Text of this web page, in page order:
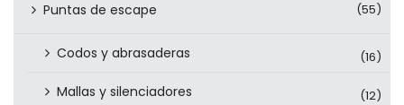
Puntas de escape (55)
Codos y abrasaderas (16)
Mallas y silenciadores (12)